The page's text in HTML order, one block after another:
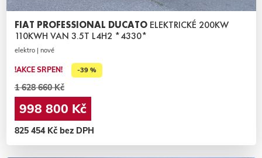
FIAT PROFESSIONAL DUCATO ELEKTRICKÉ 200KW
110KWH VAN 3.5T L4H2 *4330*
elektro | nové
!AKCE SRPEN! -39 %
1 628 660 Kč
998 800 Kč
825 454 Kč bez DPH